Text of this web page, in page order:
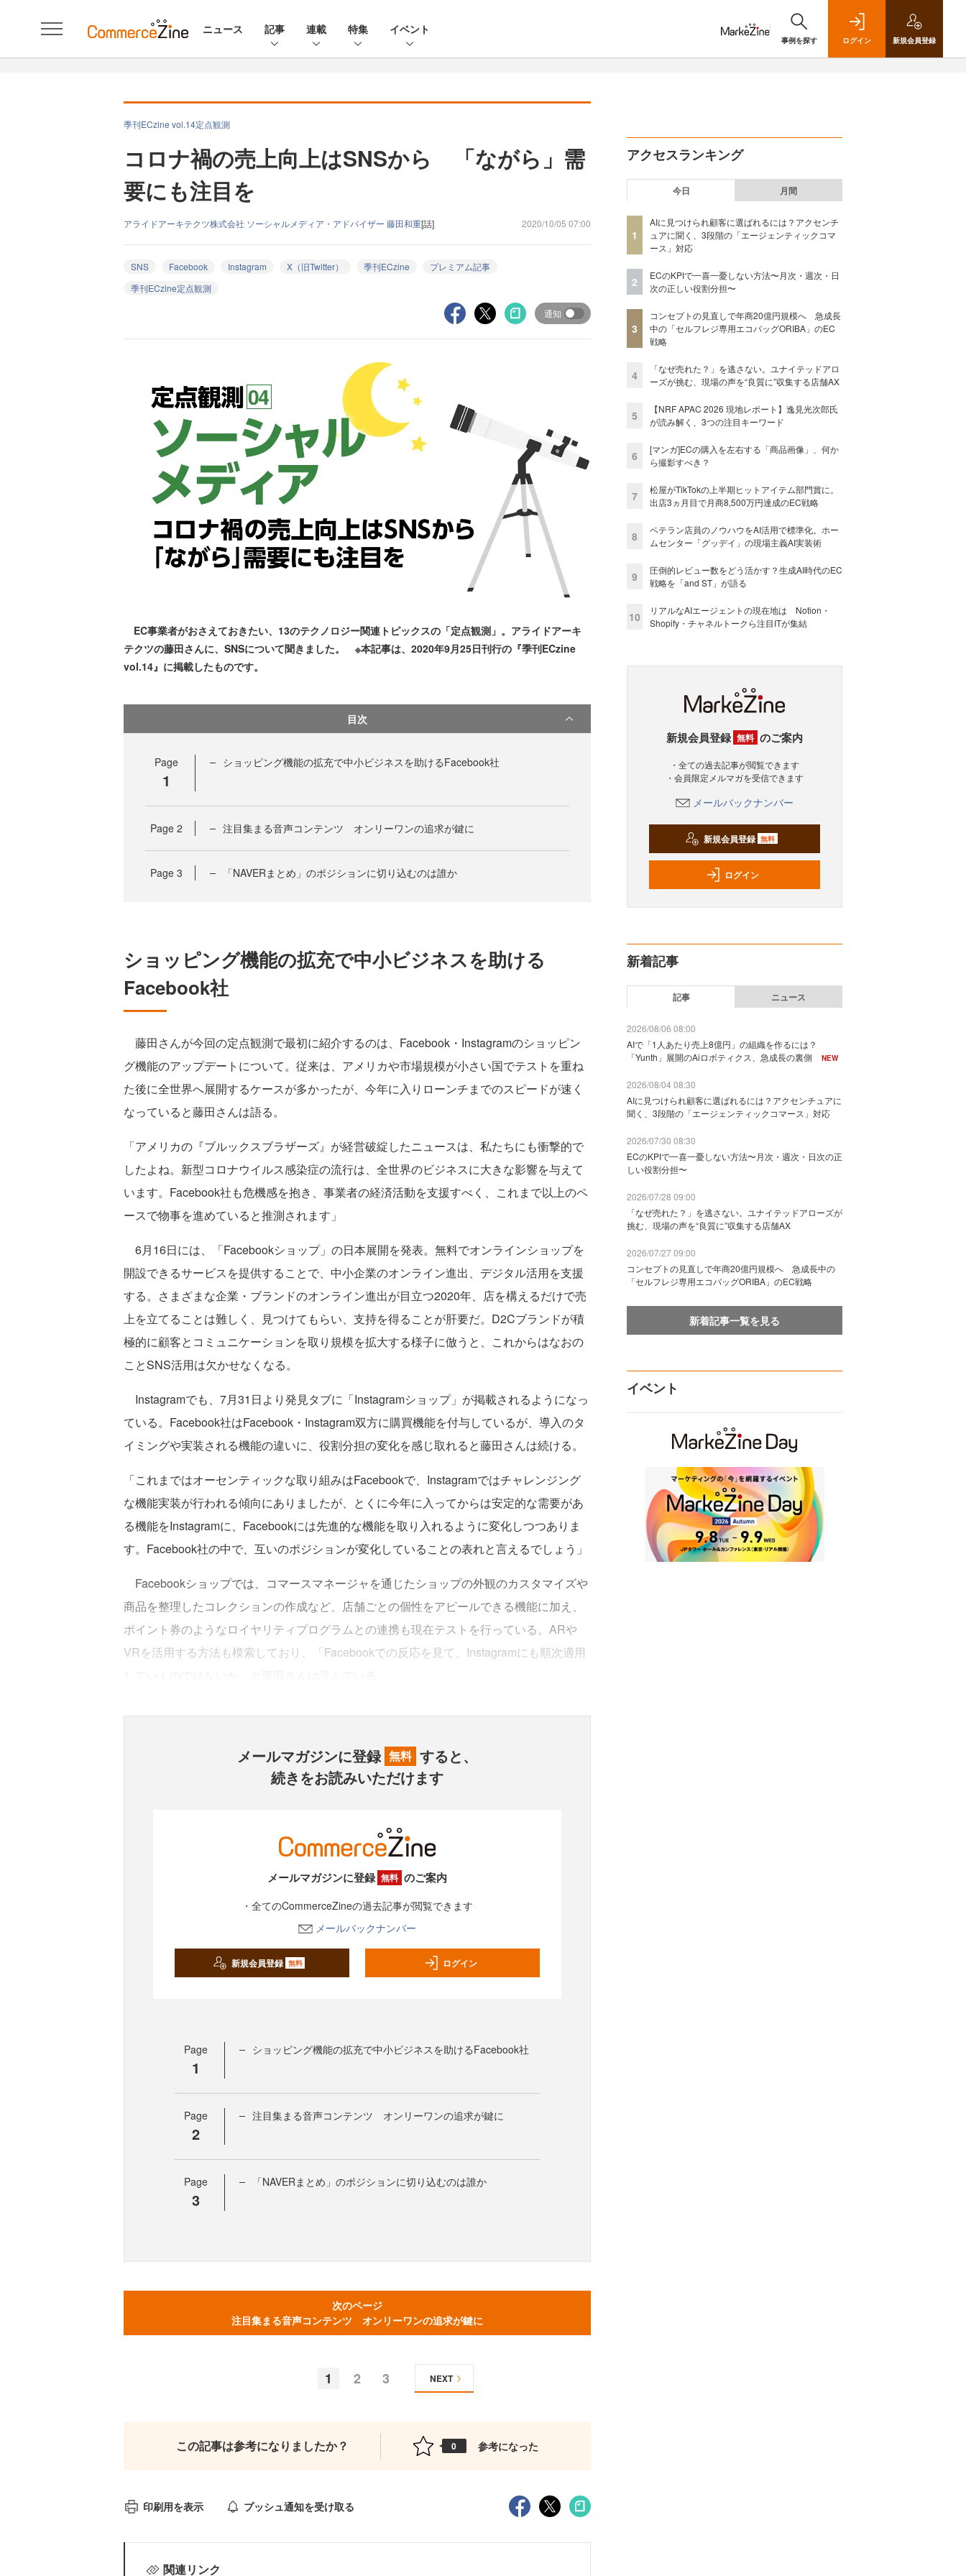
ニュース 記事 連載 特集 イベント
事例を探す ログイン 新規会員登録
季刊ECzine vol.14定点観測
コロナ禍の売上向上はSNSから 「ながら」需
要にも注目を
アライドアーキテクツ株式会社 ソーシャルメディア・アドバイザー 藤田和重[話] 2020/10/05 07:00
SNS Facebook Instagram X（旧Twitter） 季刊ECzine
プレミアム記事
季刊ECzine定点観測
通知
EC事業者がおさえておきたい、13のテクノロジー関連トピックスの「定点観測」。アライドアーキ
テクツの藤田さんに、SNSについて聞きました。 ※本記事は、2020年9月25日刊行の『季刊ECzine
vol.14』に掲載したものです。
目次
Page
1
ショッピング機能の拡充で中小ビジネスを助けるFacebook社
Page 2 注目集まる音声コンテンツ オンリーワンの追求が鍵に
Page 3 「NAVERまとめ」のポジションに切り込むのは誰か
ショッピング機能の拡充で中小ビジネスを助ける
Facebook社
藤田さんが今回の定点観測で最初に紹介するのは、Facebook・Instagramのショッピン
グ機能のアップデートについて。従来は、アメリカや市場規模が小さい国でテストを重ね
た後に全世界へ展開するケースが多かったが、今年に入りローンチまでのスピードが速く
なっていると藤田さんは語る。
「アメリカの『ブルックスブラザーズ』が経営破綻したニュースは、私たちにも衝撃的で
したよね。新型コロナウイルス感染症の流行は、全世界のビジネスに大きな影響を与えて
います。Facebook社も危機感を抱き、事業者の経済活動を支援すべく、これまで以上のペ
ースで物事を進めていると推測されます」
6月16日には、「Facebookショップ」の日本展開を発表。無料でオンラインショップを
開設できるサービスを提供することで、中小企業のオンライン進出、デジタル活用を支援
する。さまざまな企業・ブランドのオンライン進出が目立つ2020年、店を構えるだけで売
上を立てることは難しく、見つけてもらい、支持を得ることが肝要だ。D2Cブランドが積
極的に顧客とコミュニケーションを取り規模を拡大する様子に倣うと、これからはなおの
ことSNS活用は欠かせなくなる。
Instagramでも、7月31日より発見タブに「Instagramショップ」が掲載されるようになっ
ている。Facebook社はFacebook・Instagram双方に購買機能を付与しているが、導入のタ
イミングや実装される機能の違いに、役割分担の変化を感じ取れると藤田さんは続ける。
「これまではオーセンティックな取り組みはFacebookで、Instagramではチャレンジング
な機能実装が行われる傾向にありましたが、とくに今年に入ってからは安定的な需要があ
る機能をInstagramに、Facebookには先進的な機能を取り入れるように変化しつつありま
す。Facebook社の中で、互いのポジションが変化していることの表れと言えるでしょう」
Facebookショップでは、コマースマネージャを通じたショップの外観のカスタマイズや
商品を整理したコレクションの作成など、店舗ごとの個性をアピールできる機能に加え、
ポイント券のようなロイヤリティプログラムとの連携も現在テストを行っている。ARや
VRを活用する方法も模索しており、「Facebookでの反応を見て、Instagramにも順次適用
メールマガジンに登録 無料 すると、
続きをお読みいただけます
メールマガジンに登録 無料 のご案内
・全てのCommerceZineの過去記事が閲覧できます
メールバックナンバー
新規会員登録 無料 ログイン
Page
1
ショッピング機能の拡充で中小ビジネスを助けるFacebook社
Page
2
注目集まる音声コンテンツ オンリーワンの追求が鍵に
Page
3
「NAVERまとめ」のポジションに切り込むのは誰か
次のページ
注目集まる音声コンテンツ オンリーワンの追求が鍵に
1 2 3 NEXT
この記事は参考になりましたか？ 0 参考になった
印刷用を表示 プッシュ通知を受け取る
関連リンク
アクセスランキング
今日 月間
1
AIに見つけられ顧客に選ばれるには？アクセンチ
ュアに聞く、3段階の「エージェンティックコマ
ース」対応
2
ECのKPIで一喜一憂しない方法〜月次・週次・日
次の正しい役割分担〜
3
コンセプトの見直しで年商20億円規模へ 急成長
中の「セルフレジ専用エコバッグORIBA」のEC
戦略
4
「なぜ売れた？」を逃さない。ユナイテッドアロ
ーズが挑む、現場の声を“良質に”収集する店舗AX
5
【NRF APAC 2026 現地レポート】逸見光次郎氏
が読み解く、3つの注目キーワード
6
[マンガ]ECの購入を左右する「商品画像」、何か
ら撮影すべき？
7
松屋がTikTokの上半期ヒットアイテム部門賞に。
出店3ヵ月目で月商8,500万円達成のEC戦略
8
ベテラン店員のノウハウをAI活用で標準化。ホー
ムセンター「グッデイ」の現場主義AI実装術
9
圧倒的レビュー数をどう活かす？生成AI時代のEC
戦略を「and ST」が語る
10
リアルなAIエージェントの現在地は Notion・
Shopify・チャネルトークら注目ITが集結
新規会員登録 無料 のご案内
・全ての過去記事が閲覧できます
・会員限定メルマガを受信できます
メールバックナンバー
新規会員登録 無料
ログイン
新着記事
記事 ニュース
2026/08/06 08:00
AIで「1人あたり売上8億円」の組織を作るには？
「Yunth」展開のAiロボティクス、急成長の裏側
NEW
2026/08/04 08:30
AIに見つけられ顧客に選ばれるには？アクセンチュアに
聞く、3段階の「エージェンティックコマース」対応
2026/07/30 08:30
ECのKPIで一喜一憂しない方法〜月次・週次・日次の正
しい役割分担〜
2026/07/28 09:00
「なぜ売れた？」を逃さない。ユナイテッドアローズが
挑む、現場の声を“良質に”収集する店舗AX
2026/07/27 09:00
コンセプトの見直しで年商20億円規模へ 急成長中の
「セルフレジ専用エコバッグORIBA」のEC戦略
新着記事一覧を見る
イベント